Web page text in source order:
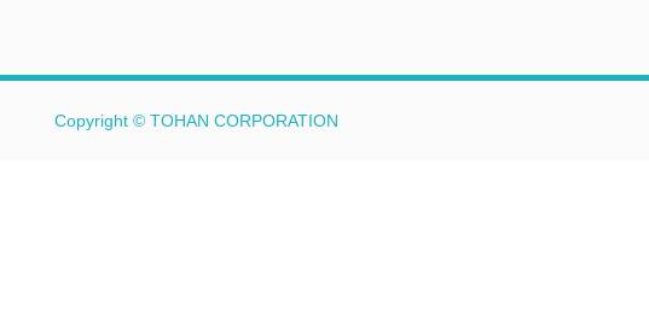
Copyright © TOHAN CORPORATION